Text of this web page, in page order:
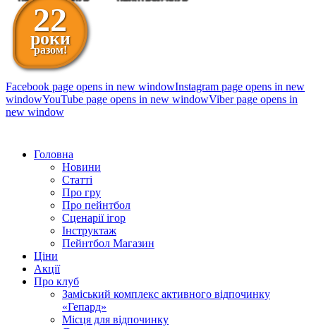
22
роки
разом!
Facebook page opens in new windowInstagram page opens in new
windowYouTube page opens in new windowViber page opens in
new window
Головна
Новини
Статті
Про гру
Про пейнтбол
Сценарії ігор
Інструктаж
Пейнтбол Магазин
Ціни
Акції
Про клуб
Заміський комплекс активного відпочинку
«Гепард»
Місця для відпочинку